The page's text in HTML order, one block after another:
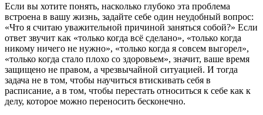
Если вы хотите понять, насколько глубоко эта проблема
встроена в вашу жизнь, задайте себе один неудобный вопрос:
«Что я считаю уважительной причиной заняться собой?» Если
ответ звучит как «только когда всё сделано», «только когда
никому ничего не нужно», «только когда я совсем выгорел»,
«только когда стало плохо со здоровьем», значит, ваше время
защищено не правом, а чрезвычайной ситуацией. И тогда
задача не в том, чтобы научиться втискивать себя в
расписание, а в том, чтобы перестать относиться к себе как к
делу, которое можно переносить бесконечно.